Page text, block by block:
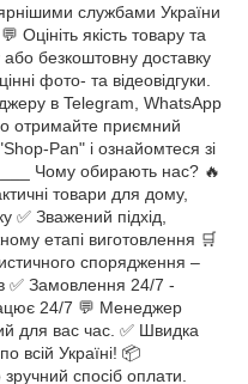
службами України
Оцініть якість товару та
безкоштовну доставку
фото- та відеовідгуки.
в Telegram, WhatsApp
отримайте приємний
Pan" і ознайомтеся зі
Чому обирають нас? 🔥
товари для дому,
✅ Зважений підхід,
етапі виготовлення 🛒
спорядження –
✅ Замовлення 24/7 -
24/7 💬 Менеджер
для вас час. ✅ Швидка
всій Україні! 📦
спосіб оплати.